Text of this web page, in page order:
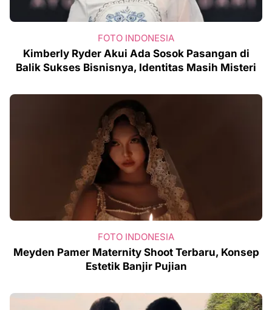
FOTO INDONESIA
Kimberly Ryder Akui Ada Sosok Pasangan di
Balik Sukses Bisnisnya, Identitas Masih Misteri
FOTO INDONESIA
Meyden Pamer Maternity Shoot Terbaru, Konsep
Estetik Banjir Pujian